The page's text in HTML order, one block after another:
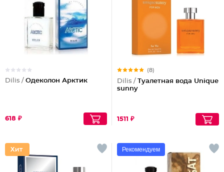
Dilis / Одеколон Арктик
618 ₽
(8)
Dilis /
Туалетная вода Unique
sunny
1511 ₽
Рекомендуем